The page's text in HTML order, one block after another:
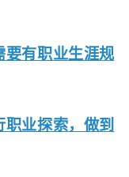
要有职业生涯规
业探索，做到